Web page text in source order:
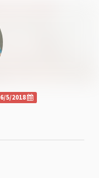
6/5/2018